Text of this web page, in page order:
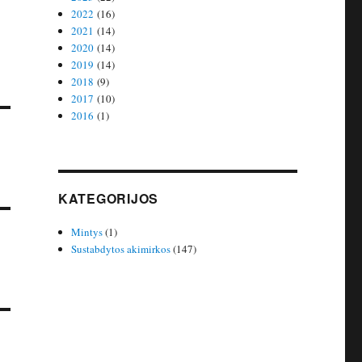
2022 (16)
2021 (14)
2020 (14)
2019 (14)
2018 (9)
2017 (10)
2016 (1)
KATEGORIJOS
Mintys(1)
Sustabdytos akimirkos(147)